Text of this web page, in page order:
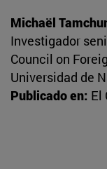
Michaël
Investigador
Council on
Universidad de
Publicado en: El